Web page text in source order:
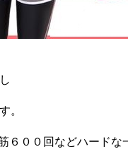
。
６００回などハード